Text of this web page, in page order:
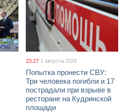
23:27 1 августа 2026
Попытка пронести СВУ:
Три человека погибли и 17
пострадали при взрыве в
ресторане на Кудринской
площади